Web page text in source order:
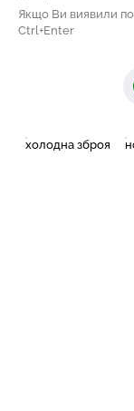
Якщо Ви виявили
Ctrl+Enter
холодна зброя